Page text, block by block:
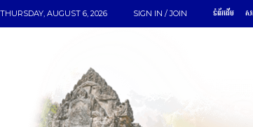
THURSDAY, AUGUST 6, 2026 SIGN IN / JOIN ទំព័រដើម ស